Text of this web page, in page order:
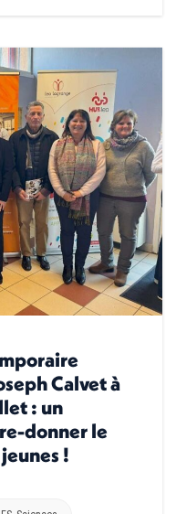
Calvet à
: un
donner le
!